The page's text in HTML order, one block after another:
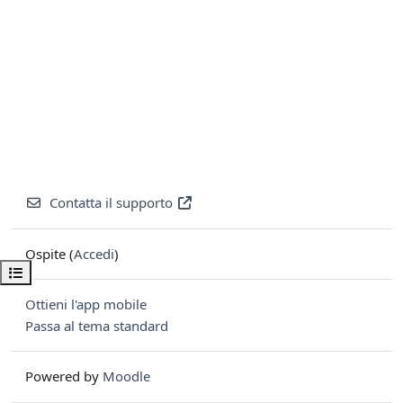
Apri indice del corso
Contatta il supporto
Ospite (Accedi)
Ottieni l'app mobile
Passa al tema standard
Powered by Moodle